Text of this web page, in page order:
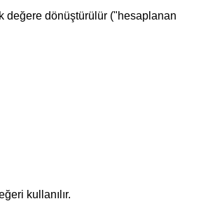
değere dönüştürülür ("hesaplanan
kullanılır.